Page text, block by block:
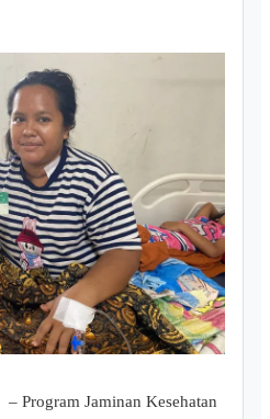
– Program Jaminan Kesehatan